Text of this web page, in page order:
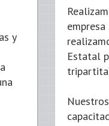
y
Estatal